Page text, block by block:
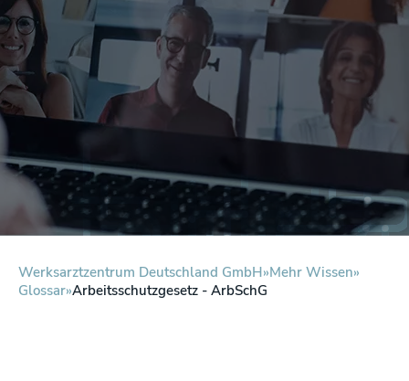
Werksarztzentrum Deutschland GmbH Mehr Wissen
Glossar Arbeitsschutzgesetz - ArbSchG